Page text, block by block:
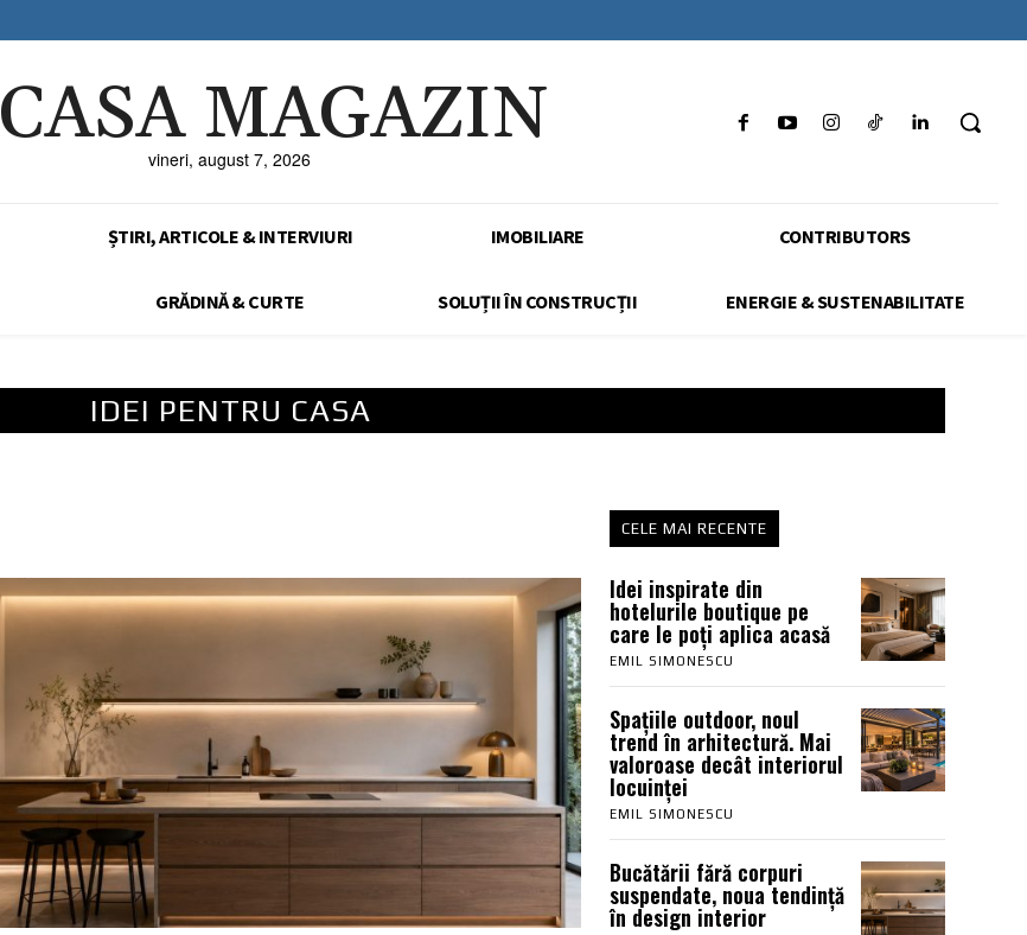
CASA MAGAZIN
vineri, august 7, 2026
ȘTIRI, ARTICOLE & INTERVIURI IMOBILIARE CONTRIBUTORS
GRĂDINĂ & CURTE SOLUȚII ÎN CONSTRUCȚII ENERGIE & SUSTENABILITATE
IDEI PENTRU CASA
CELE MAI RECENTE
Idei inspirate din
hotelurile boutique pe
care le poți aplica acasă
EMIL SIMONESCU
Spațiile outdoor, noul
trend în arhitectură. Mai
valoroase decât interiorul
locuinței
EMIL SIMONESCU
Bucătării fără corpuri
suspendate, noua tendință
în design interior